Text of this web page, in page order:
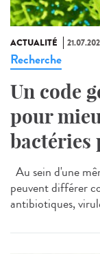
ACTUALITÉ
Recherche
Un code
pour
bactéries
Au sein d'une
peuvent différer
antibiotiques,